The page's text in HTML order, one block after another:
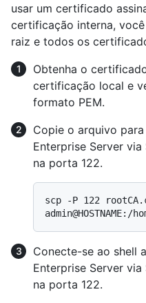
usar um certificado
certificação interna,
raiz e todos os
Obtenha o
certificação local e
formato PEM.
Copie o arquivo
Enterprise Server
na porta 122.
scp -P 122
Conecte-se ao shell
Enterprise Server
na porta 122.